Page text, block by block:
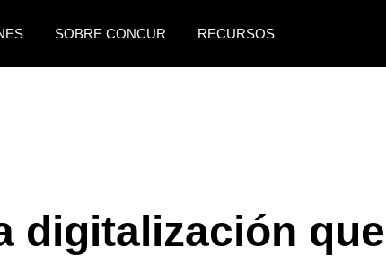
SOBRE CONCUR RECURSOS
México (Español) Italia (Italiano)
digitalización